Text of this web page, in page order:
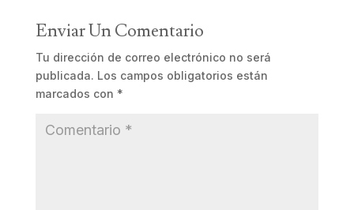
Enviar Un Comentario
Tu dirección de correo electrónico no será
publicada. Los campos obligatorios están
marcados con *